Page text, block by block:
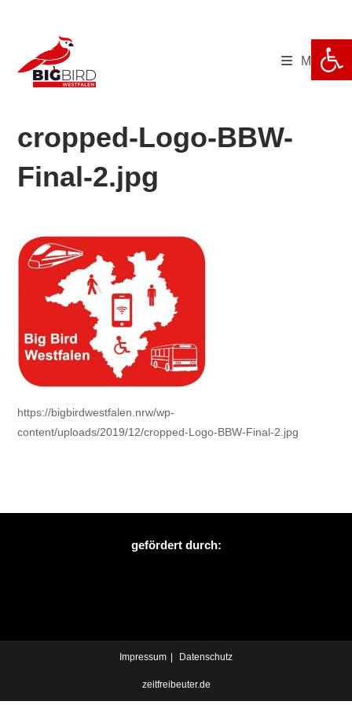
Menü
cropped-Logo-BBW-
Final-2.jpg
https://bigbirdwestfalen.nrw/wp-
content/uploads/2019/12/cropped-Logo-BBW-Final-2.jpg
gefördert durch:
Impressum Datenschutz
zeitfreibeuter.de